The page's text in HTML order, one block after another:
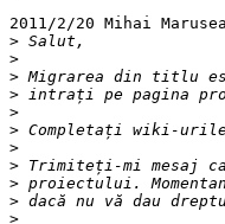
2011/2/20 Mihai
>
>
>
>
>
>
>
>
>
>
>